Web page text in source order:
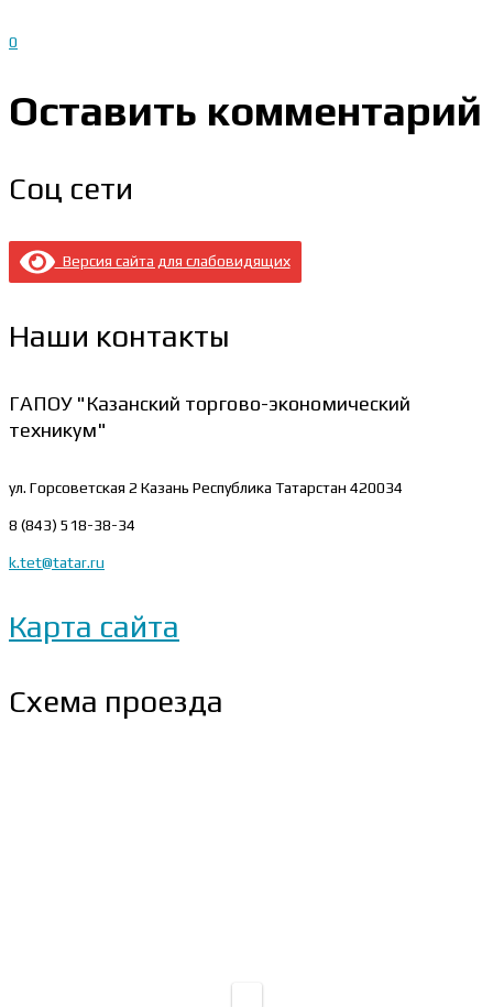
0
Оставить комментарий
Соц сети
Версия сайта для слабовидящих
Наши контакты
ГАПОУ "Казанский торгово-экономический
техникум"
ул. Горсоветская 2 Казань Республика Татарстан 420034
8 (843) 518-38-34
k.tet@tatar.ru
Карта сайта
Схема проезда